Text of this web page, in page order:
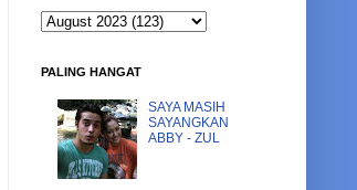
PALING HANGAT
SAYA MASIH
SAYANGKAN
ABBY - ZUL